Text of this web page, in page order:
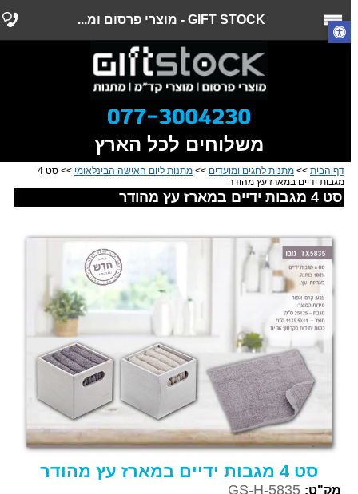
GIFT STOCK - מוצרי פרסום ומ...
משלוחים לכל הארץ
דף הבית>>מתנות לחגים ומועדים>>מתנות ליום האישה הבינלאומי
>> סט 4
מגבות ידיים במארז עץ מהודר
סט 4 מגבות ידיים במארז עץ מהודר
סט 4 מגבות ידיים במארז עץ מהודר
מק"ט: GS-H-5835